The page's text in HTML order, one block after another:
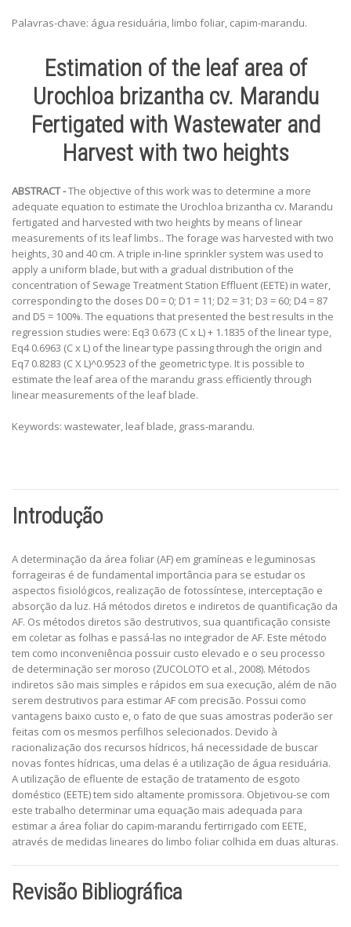
Palavras-chave: água residuária, limbo foliar, capim-marandu.
Estimation of the leaf area of
Urochloa brizantha cv. Marandu
Fertigated with Wastewater and
Harvest with two heights
ABSTRACT -The objective of this work was to determine a more
adequate equation to estimate the Urochloa brizantha cv. Marandu
fertigated and harvested with two heights by means of linear
measurements of its leaf limbs.. The forage was harvested with two
heights, 30 and 40 cm. A triple in-line sprinkler system was used to
apply a uniform blade, but with a gradual distribution of the
concentration of Sewage Treatment Station Effluent (EETE) in water,
corresponding to the doses D0 = 0; D1 = 11; D2 = 31; D3 = 60; D4 = 87
and D5 = 100%. The equations that presented the best results in the
regression studies were: Eq3 0.673 (C x L) + 1.1835 of the linear type,
Eq4 0.6963 (C x L) of the linear type passing through the origin and
Eq7 0.8283 (C X L)^0.9523 of the geometric type. It is possible to
estimate the leaf area of the marandu grass efficiently through
linear measurements of the leaf blade.
Keywords: wastewater, leaf blade, grass-marandu.
Introdução
A determinação da área foliar (AF) em gramíneas e leguminosas
forrageiras é de fundamental importância para se estudar os
aspectos fisiológicos, realização de fotossíntese, interceptação e
absorção da luz. Há métodos diretos e indiretos de quantificação da
AF. Os métodos diretos são destrutivos, sua quantificação consiste
em coletar as folhas e passá-las no integrador de AF. Este método
tem como inconveniência possuir custo elevado e o seu processo
de determinação ser moroso (ZUCOLOTO et al., 2008). Métodos
indiretos são mais simples e rápidos em sua execução, além de não
serem destrutivos para estimar AF com precisão. Possui como
vantagens baixo custo e, o fato de que suas amostras poderão ser
feitas com os mesmos perfilhos selecionados. Devido à
racionalização dos recursos hídricos, há necessidade de buscar
novas fontes hídricas, uma delas é a utilização de água residuária.
A utilização de efluente de estação de tratamento de esgoto
doméstico (EETE) tem sido altamente promissora. Objetivou-se com
este trabalho determinar uma equação mais adequada para
estimar a área foliar do capim-marandu fertirrigado com EETE,
através de medidas lineares do limbo foliar colhida em duas alturas.
Revisão Bibliográfica